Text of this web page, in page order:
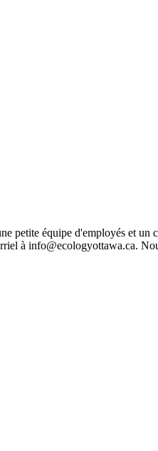
petite équipe d'employés et
à info@ecologyottawa.ca.